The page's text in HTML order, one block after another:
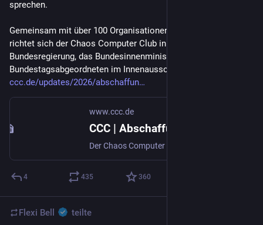
sprechen.
Gemeinsam mit über 100 Organisationen der Zivilgesellschaft
richtet sich der Chaos Computer Club in einem Brief an die
Bundesregierung, das Bundesinnenministerium und die
Bundestagsabgeordneten im Innenausschuss:
ccc.de/updates/2026/abschaffun
www.ccc.de
4 435 360
Flexi Bell teilte